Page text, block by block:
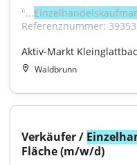
"...
Referenznummer:
Aktiv-Markt
Waldbrunn
Verkäufer /
Fläche (m/w/d)